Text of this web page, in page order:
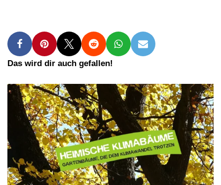
Das wird dir auch gefallen!